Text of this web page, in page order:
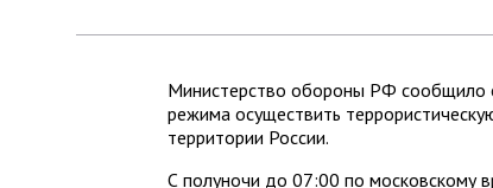
Министерство обороны РФ сообщило
режима осуществить
территории России.
С полуночи до 07:00 по московскому